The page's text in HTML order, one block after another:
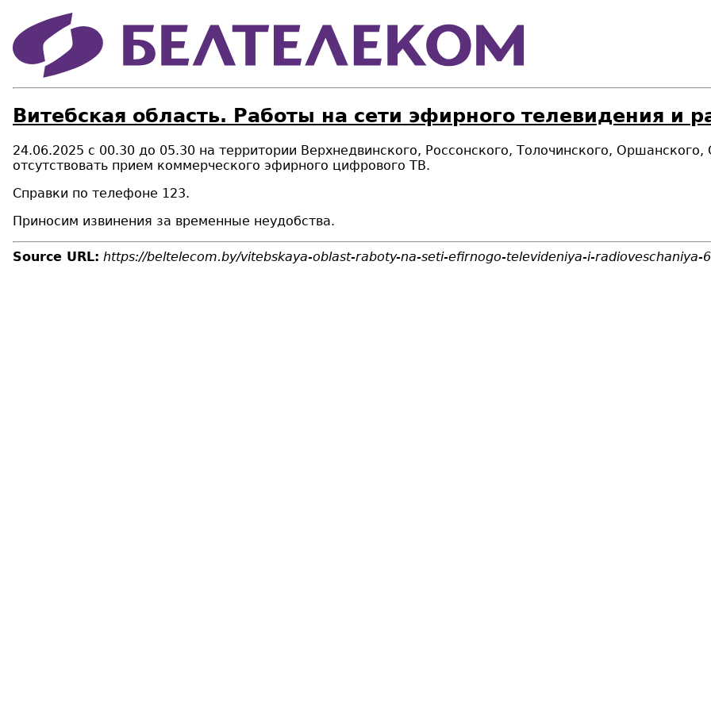
Витебская область. Работы на сети эфирного телевидения и
24.06.2025 с 00.30 до 05.30 на территории Верхнедвинского, Россонского, Толочинского,
отсутствовать прием коммерческого эфирного цифрового ТВ.
Справки по телефоне 123.
Приносим извинения за временные неудобства.
Source URL: https://beltelecom.by/vitebskaya-oblast-raboty-na-seti-efirnogo-televideniya-i-radioveschaniya-